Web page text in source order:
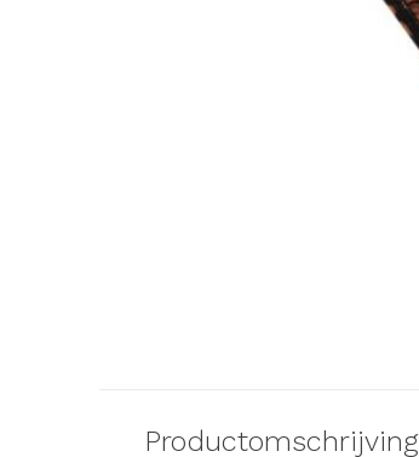
Productomschrijving